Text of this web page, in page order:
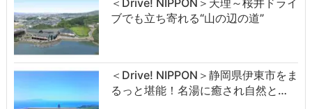
ブでも立ち寄れる“山の辺の道”
＜Drive! NIPPON＞静岡県伊東市をま
るっと堪能！名湯に癒され自然と…